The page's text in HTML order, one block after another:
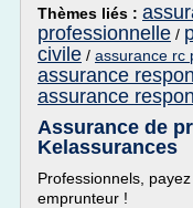
Thèmes liés :
professionnelle /
civile / assurance rc
assurance
assurance
Assurance de
Kelassurances
Professionnels,
emprunteur !